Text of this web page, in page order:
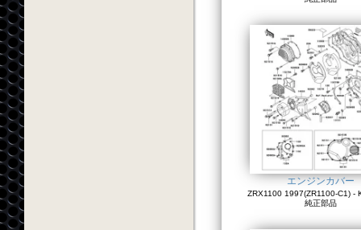
エンジンカバー
ZRX1100 1997(ZR1100-C1) -
純正部品